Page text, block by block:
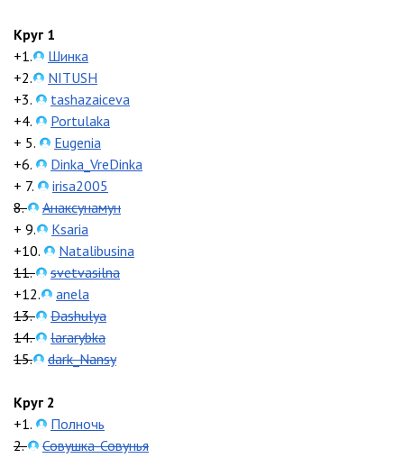
Круг 1
+1.
Шинка
+2.
NITUSH
+3.
tashazaiceva
+4.
Portulaka
+ 5.
Eugenia
+6.
Dinka_VreDinka
+ 7.
irisa2005
8.
Анаксунамун
+ 9.
Ksaria
+10.
Natalibusina
11.
svetvasilna
+12.
anela
13.
Dashulya
14.
lararybka
15.
dark_Nansy
Круг 2
+1.
Полночь
2.
Совушка-Совунья